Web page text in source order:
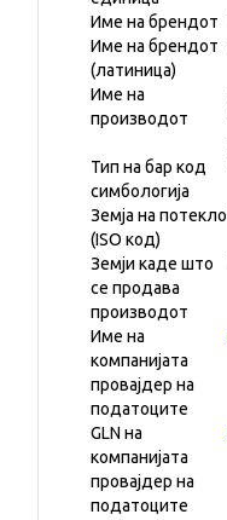
Име на брендот
Име на брендот
(латиница)
Име на
производот
Тип на бар код
симбологија
Земја на потекло
(ISO код)
Земји каде што
се продава
производот
Име на
компанијата
провајдер на
податоците
GLN на
компанијата
провајдер на
податоците